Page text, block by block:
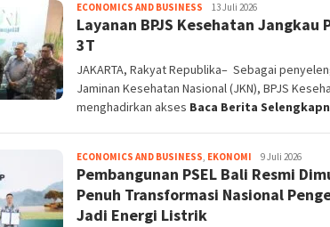
ECONOMICS AND BUSINESS admin
13 Juli 2026
Layanan BPJS Kesehatan Jangkau
3T
JAKARTA, Rakyat Republika– Sebagai
Jaminan Kesehatan Nasional (JKN), BPJS
menghadirkan akses Baca Berita
ECONOMICS AND BUSINESS, EKONOMI Redaktur
Pelaksana
9 Juli 2026
Pembangunan PSEL Bali Resmi
Penuh Transformasi Nasional
Jadi Energi Listrik